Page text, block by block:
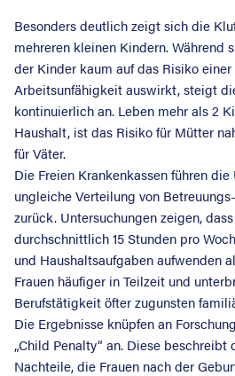
Besonders deutlich zeigt sich die
mehreren kleinen Kindern. Während
der Kinder kaum auf das Risiko
Arbeitsunfähigkeit auswirkt, steigt
kontinuierlich an. Leben mehr als 2
Haushalt, ist das Risiko für Mütter
für Väter.
Die Freien Krankenkassen führen
ungleiche Verteilung von
zurück. Untersuchungen zeigen,
durchschnittlich 15 Stunden pro
und Haushaltsaufgaben aufwenden
Frauen häufiger in Teilzeit und
Berufstätigkeit öfter zugunsten
Die Ergebnisse knüpfen an
„Child Penalty“ an. Diese
Nachteile, die Frauen nach der